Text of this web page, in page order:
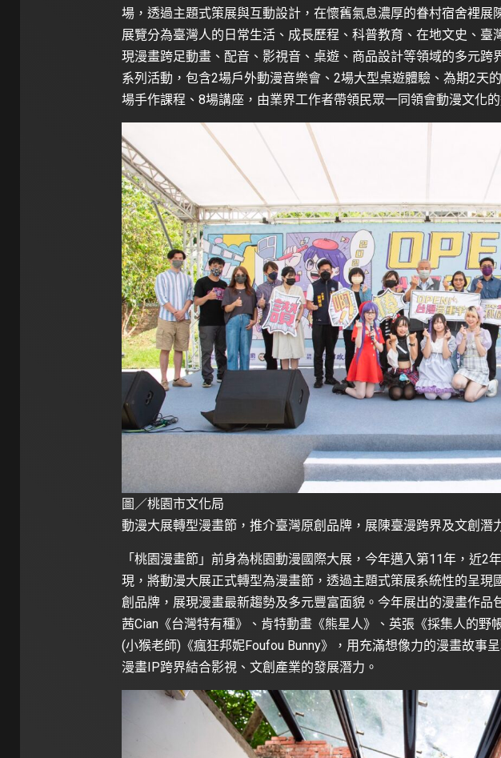
場，透過主題式策展與互動設計，在懷舊氣息濃厚的眷村宿舍裡展
展覽分為臺灣人的日常生活、成長歷程、科普教育、在地文史、臺
現漫畫跨足動畫、配音、影視音、桌遊、商品設計等領域的多元跨
系列活動，包含2場戶外動漫音樂會、2場大型桌遊體驗、為期2天
場手作課程、8場講座，由業界工作者帶領民眾一同領會動漫文化的
圖／桃園市文化局
動漫大展轉型漫畫節，推介臺灣原創品牌，展陳臺漫跨界及文創潛
「桃園漫畫節」前身為桃園動漫國際大展，今年邁入第11年，近2
現，將動漫大展正式轉型為漫畫節，透過主題式策展系統性的呈現
創品牌，展現漫畫最新趨勢及多元豐富面貌。今年展出的漫畫作品
茜Cian《台灣特有種》、肯特動畫《熊星人》、英張《採集人的野
(小猴老師)《瘋狂邦妮Foufou Bunny》，用充滿想像力的漫畫故事
漫畫IP跨界結合影視、文創產業的發展潛力。